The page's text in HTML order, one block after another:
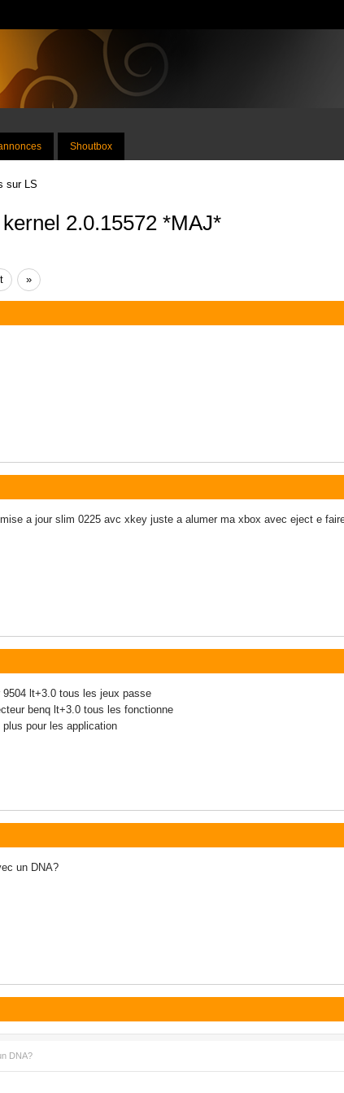
Shoutbox
sur LS
2.0.15572 *MAJ*
»
a jour slim 0225 avc xkey juste a alumer ma xbox avec eject e
lt+3.0 tous les jeux passe
benq lt+3.0 tous les fonctionne
pour les application
un DNA?
DNA?